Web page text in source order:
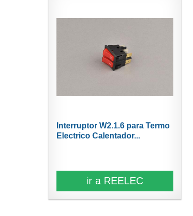
Interruptor W2.1.6 para Termo
Electrico Calentador...
ir a REELEC